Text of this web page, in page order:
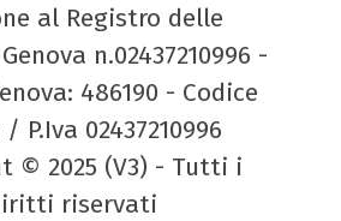
al Registro delle
n.02437210996 -
486190 - Codice
P.Iva 02437210996
© 2025 (V3) - Tutti i
riservati